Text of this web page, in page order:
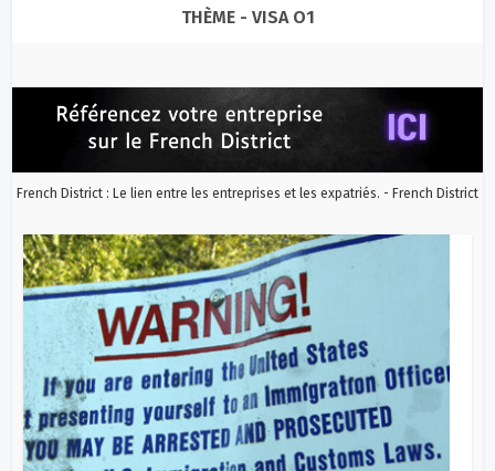
THÈME - VISA O1
French District : Le lien entre les entreprises et les expatriés. - French District